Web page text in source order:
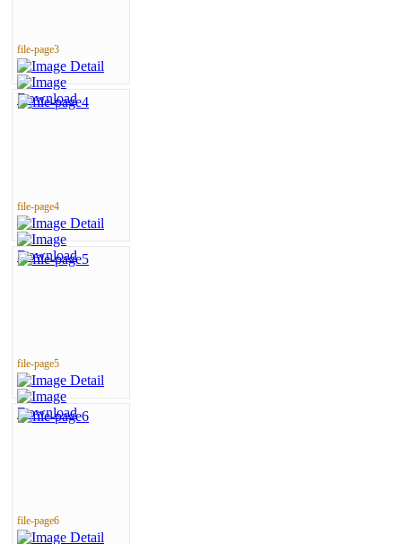
file-page3
file-page4
file-page5
file-page6